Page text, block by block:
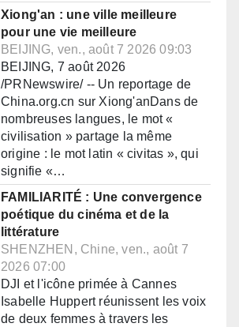
Xiong'an : une ville meilleure
pour une vie meilleure
BEIJING, ven., août 7 2026 09:03
BEIJING, 7 août 2026
/PRNewswire/ -- Un reportage de
China.org.cn sur Xiong'anDans de
nombreuses langues, le mot «
civilisation » partage la même
origine : le mot latin « civitas », qui
signifie «…
FAMILIARITÉ : Une convergence
poétique du cinéma et de la
littérature
SHENZHEN, Chine, ven., août 7
2026 07:00
DJI et l'icône primée à Cannes
Isabelle Huppert réunissent les voix
de deux femmes à travers les